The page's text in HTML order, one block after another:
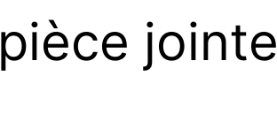
pièce jointe